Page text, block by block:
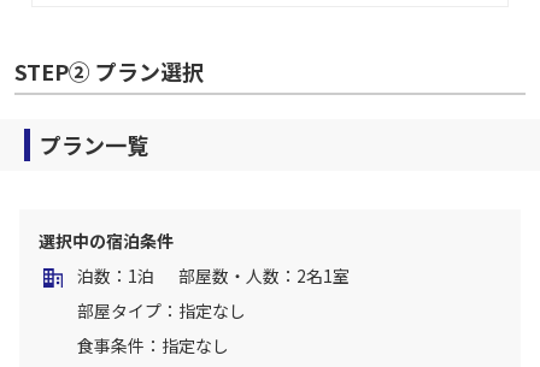
STEP② プラン選択
プラン一覧
選択中の宿泊条件
泊数：1泊
部屋数・人数：2名1室
部屋タイプ：指定なし
食事条件：指定なし